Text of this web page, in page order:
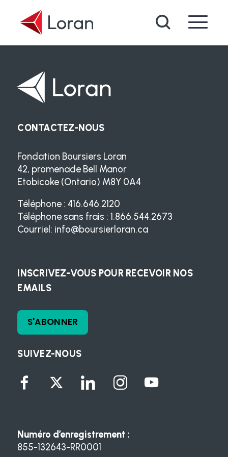
Recherche
SUIVEZ-NOUS
CONTACTEZ-NOUS
Fondation Boursiers Loran
42, promenade Bell Manor
Etobicoke (Ontario) M8Y 0A4
Téléphone : 416.646.2120
Téléphone sans frais : 1.866.544.2673
Courriel: info@boursierloran.ca
INSCRIVEZ-VOUS POUR RECEVOIR NOS
EMAILS
S'ABONNER
Numéro d’enregistrement :
855-132643-RR0001